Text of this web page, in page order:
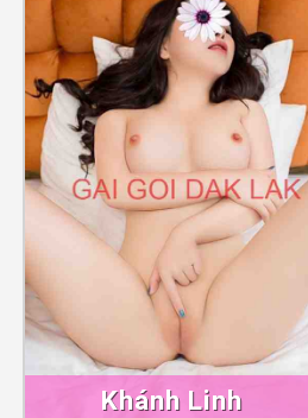
Khánh Linh